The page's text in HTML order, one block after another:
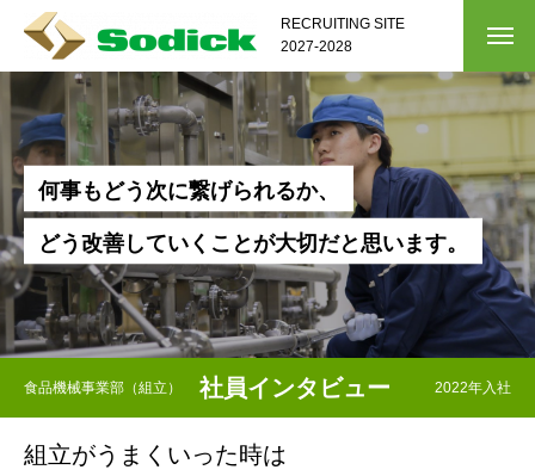
RECRUITING SITE
2027-2028
何事も どう 次に繋げられるか、
どう 改善 してい く こ と が大切だと思います。
食品機械事業部（組立） 社員インタビュー 2022年入社
組立がうまくいった時は